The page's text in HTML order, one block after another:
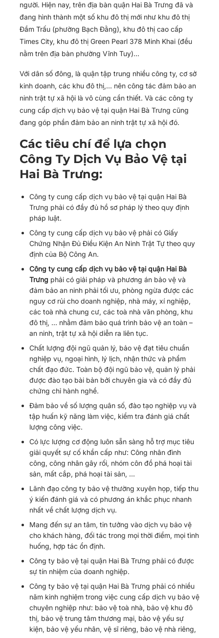
người. Hiện nay, trên địa bàn quận Hai Bà Trưng đã và
đang hình thành một số khu đô thị mới như khu đô thị
Đầm Trấu (phường Bạch Đằng), khu đô thị cao cấp
Times City, khu đô thị Green Pearl 378 Minh Khai (đều
nằm trên địa bàn phường Vĩnh Tuy)…
Với dân số đông, là quận tập trung nhiều công ty, cơ sở
kinh doanh, các khu đô thị,… nên công tác đảm bảo an
ninh trật tự xã hội là vô cùng cần thiết. Và các công ty
cung cấp dịch vụ bảo vệ tại quận Hai Bà Trưng cũng
đang góp phần đảm bảo an ninh trật tự xã hội đó.
Các tiêu chí để lựa chọn
Công Ty Dịch Vụ Bảo Vệ tại
Hai Bà Trưng:
Công ty cung cấp dịch vụ bảo vệ tại quận Hai Bà
Trưng phải có đầy đủ hồ sơ pháp lý theo quy định
pháp luật.
Công ty cung cấp dịch vụ bảo vệ phải có Giấy
Chứng Nhận Đủ Điều Kiện An Ninh Trật Tự theo quy
định của Bộ Công An.
Công ty cung cấp dịch vụ bảo vệ tại quận Hai Bà
Trưng phải có giải pháp và phương án bảo vệ và
đảm bảo an ninh phải tối ưu, phòng ngừa được các
nguy cơ rủi cho doanh nghiệp, nhà máy, xí nghiệp,
các toà nhà chung cư, các toà nhà văn phòng, khu
đô thị, … nhằm đảm bảo quá trình bảo vệ an toàn –
an ninh, trật tự xã hội diễn ra liên tục.
Chất lượng đội ngũ quản lý, bảo vệ đạt tiêu chuẩn
nghiệp vụ, ngoại hình, lý lịch, nhận thức và phẩm
chất đạo đức. Toàn bộ đội ngũ bảo vệ, quản lý phải
được đào tạo bài bản bởi chuyên gia và có đầy đủ
chứng chỉ hành nghề.
Đảm bảo về số lượng quân số, đào tạo nghiệp vụ và
tập huấn kỹ năng làm việc, kiểm tra đánh giá chất
lượng công việc.
Có lực lượng cơ động luôn sẵn sàng hỗ trợ mục tiêu
giải quyết sự cố khẩn cấp như: Công nhân đình
công, công nhân gây rối, nhóm côn đồ phá hoại tài
sản, mất cắp, phá hoại tài sản, …
Lãnh đạo công ty bảo vệ thường xuyên họp, tiếp thu
ý kiến đánh giá và có phương án khắc phục nhanh
nhất về chất lượng dịch vụ.
Mang đến sự an tâm, tin tưởng vào dịch vụ bảo vệ
cho khách hàng, đối tác trong mọi thời điểm, mọi tình
huống, hợp tác ổn định.
Công ty bảo vệ tại quận Hai Bà Trưng phải có được
sự tín nhiệm của doanh nghiệp.
Công ty bảo vệ tại quận Hai Bà Trưng phải có nhiều
năm kinh nghiệm trong việc cung cấp dịch vụ bảo vệ
chuyên nghiệp như: bảo vệ toà nhà, bảo vệ khu đô
thị, bảo vệ trung tâm thương mại, bảo vệ yếu sự
kiện, bảo vệ yếu nhân, vệ sĩ riêng, bảo vệ nhà riêng,